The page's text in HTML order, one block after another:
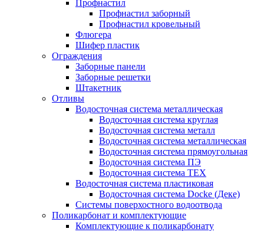
Профнастил
Профнастил заборный
Профнастил кровельный
Флюгера
Шифер пластик
Ограждения
Заборные панели
Заборные решетки
Штакетник
Отливы
Водосточная система металлическая
Водосточная система круглая
Водосточная система металл
Водосточная система металлическая
Водосточная система прямоугольная
Водосточная система ПЭ
Водосточная система ТЕХ
Водосточная система пластиковая
Водосточная система Docke (Деке)
Системы поверхостного водоотвода
Поликарбонат и комплектующие
Комплектующие к поликарбонату